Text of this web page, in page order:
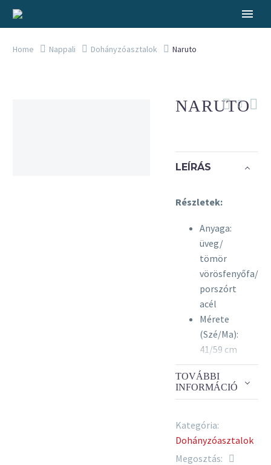
Home Nappali Dohányzóasztalok Naruto
NARUTO
LEÍRÁS
Részletek:
Anyaga:
üveg/
tömör
vörösfenyőfa/
porszórt
acél
Mérete
(Szé/Ma):
41/59 cm
Szín:
fekete
TOVÁBBI
INFORMÁCIÓ
Kategória:
Dohányzóasztalok
Megosztás: